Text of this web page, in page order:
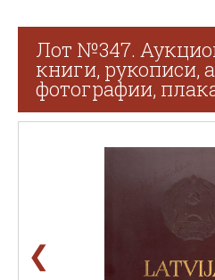
Лот №347.
книги, рукописи,
фотографии,
❮